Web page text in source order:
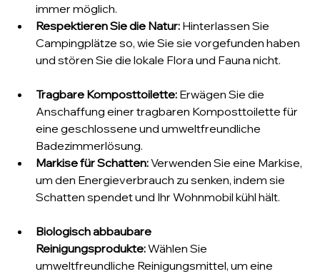
immer möglich.
Respektieren Sie die Natur: Hinterlassen Sie
Campingplätze so, wie Sie sie vorgefunden haben
und stören Sie die lokale Flora und Fauna nicht.
Tragbare Komposttoilette: Erwägen Sie die
Anschaffung einer tragbaren Komposttoilette für
eine geschlossene und umweltfreundliche
Badezimmerlösung.
Markise für Schatten: Verwenden Sie eine Markise,
um den Energieverbrauch zu senken, indem sie
Schatten spendet und Ihr Wohnmobil kühl hält.
Biologisch abbaubare
Reinigungsprodukte: Wählen Sie
umweltfreundliche Reinigungsmittel, um eine